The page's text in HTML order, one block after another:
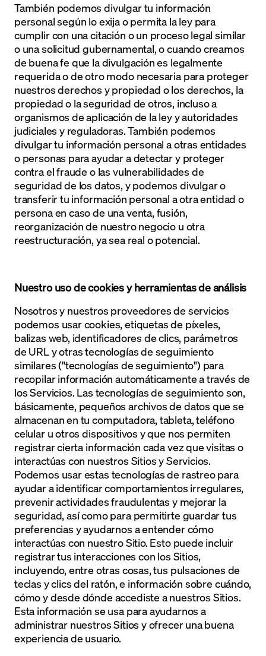
También podemos divulgar tu información
personal según lo exija o permita la ley para
cumplir con una citación o un proceso legal similar
o una solicitud gubernamental, o cuando creamos
de buena fe que la divulgación es legalmente
requerida o de otro modo necesaria para proteger
nuestros derechos y propiedad o los derechos, la
propiedad o la seguridad de otros, incluso a
organismos de aplicación de la ley y autoridades
judiciales y reguladoras. También podemos
divulgar tu información personal a otras entidades
o personas para ayudar a detectar y proteger
contra el fraude o las vulnerabilidades de
seguridad de los datos, y podemos divulgar o
transferir tu información personal a otra entidad o
persona en caso de una venta, fusión,
reorganización de nuestro negocio u otra
reestructuración, ya sea real o potencial.
Nuestro uso de cookies y herramientas de análisis
Nosotros y nuestros proveedores de servicios
podemos usar cookies, etiquetas de píxeles,
balizas web, identificadores de clics, parámetros
de URL y otras tecnologías de seguimiento
similares ("tecnologías de seguimiento") para
recopilar información automáticamente a través de
los Servicios. Las tecnologías de seguimiento son,
básicamente, pequeños archivos de datos que se
almacenan en tu computadora, tableta, teléfono
celular u otros dispositivos y que nos permiten
registrar cierta información cada vez que visitas o
interactúas con nuestros Sitios y Servicios.
Podemos usar estas tecnologías de rastreo para
ayudar a identificar comportamientos irregulares,
prevenir actividades fraudulentas y mejorar la
seguridad, así como para permitirte guardar tus
preferencias y ayudarnos a entender cómo
interactúas con nuestro Sitio. Esto puede incluir
registrar tus interacciones con los Sitios,
incluyendo, entre otras cosas, tus pulsaciones de
teclas y clics del ratón, e información sobre cuándo,
cómo y desde dónde accediste a nuestros Sitios.
Esta información se usa para ayudarnos a
administrar nuestros Sitios y ofrecer una buena
experiencia de usuario.